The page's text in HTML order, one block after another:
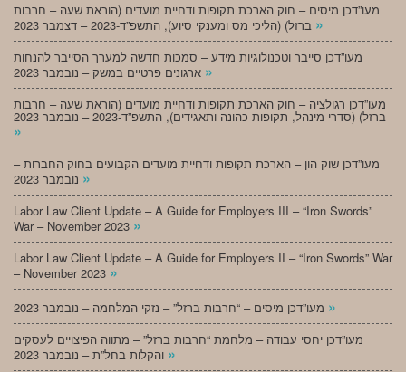
מעו”דכן מיסים – חוק הארכת תקופות ודחיית מועדים (הוראת שעה – חרבות
»
מעו”דכן סייבר וטכנולוגיות מידע – סמכות חדשה למערך הסייבר להנחות
»
מעו”דכן רגולציה – חוק הארכת תקופות ודחיית מועדים (הוראת שעה – חרבות
ברזל) (סדרי מינהל, תקופות כהונה ותאגידים), התשפ”ד-2023 – נובמבר 2023
»
מעו”דכן שוק הון – הארכת תקופות ודחיית מועדים הקבועים בחוק החברות –
»
Labor Law Client Update – A Guide for Employers III – “Iron Swords”
War – November 2023 »
Labor Law Client Update – A Guide for Employers II – “Iron Swords” War
– November 2023 »
»
מעו”דכן יחסי עבודה – מלחמת “חרבות ברזל” – מתווה הפיצויים לעסקים
»